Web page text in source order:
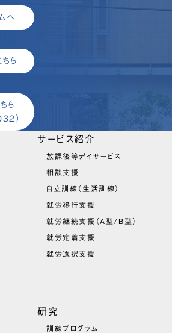
へ
ら
ら
）
サービス紹介
放課後等デイサービス
相談支援
自立訓練（生活訓練）
就労移行支援
就労継続支援（A型/B型）
就労定着支援
就労選択支援
研究
訓練プログラム